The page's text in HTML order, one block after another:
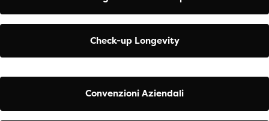
Check-up Longevity
Convenzioni Aziendali